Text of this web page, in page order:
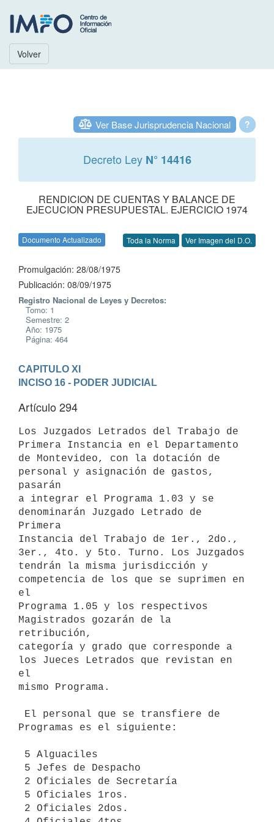
Volver
?
Ver Base Jurisprudencia Nacional
Decreto Ley N° 14416
RENDICION DE CUENTAS Y BALANCE DE
EJECUCION PRESUPUESTAL. EJERCICIO 1974
Documento Actualizado Toda la Norma Ver Imagen del D.O.
Promulgación: 28/08/1975
Publicación: 08/09/1975
Registro Nacional de Leyes y Decretos:
Tomo: 1
Semestre: 2
Año: 1975
Página: 464
CAPITULO XI
INCISO 16 - PODER JUDICIAL
Artículo 294
Los Juzgados Letrados del Trabajo de
Primera Instancia en el Departamento
de Montevideo, con la dotación de
personal y asignación de gastos,
pasarán
a integrar el Programa 1.03 y se
denominarán Juzgado Letrado de
Primera
Instancia del Trabajo de 1er., 2do.,
3er., 4to. y 5to. Turno. Los Juzgados
tendrán la misma jurisdicción y
competencia de los que se suprimen en
el
Programa 1.05 y los respectivos
Magistrados gozarán de la
retribución,
categoría y grado que corresponde a
los Jueces Letrados que revistan en
el
mismo Programa.
Programas es el siguiente: